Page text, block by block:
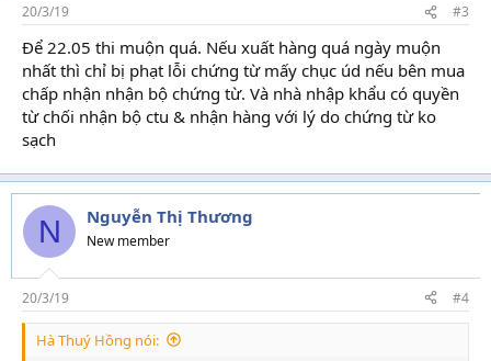
20/3/19 #3
Để 22.05 thi muộn quá. Nếu xuất hàng quá ngày muộn
nhất thì chỉ bị phạt lỗi chứng từ mấy chục úd nếu bên mua
chấp nhận nhận bộ chứng từ. Và nhà nhập khẩu có quyền
từ chối nhận bộ ctu & nhận hàng với lý do chứng từ ko
sạch
N Nguyễn Thị Thương
New member
20/3/19 #4
Hà Thuý Hồng nói: